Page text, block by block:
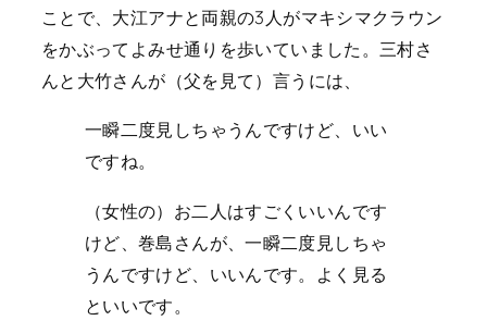
ことで、大江アナと両親の3人がマキシマクラウン
をかぶってよみせ通りを歩いていました。三村さ
んと大竹さんが（父を見て）言うには、
一瞬二度見しちゃうんですけど、いい
ですね。
（女性の）お二人はすごくいいんです
けど、巻島さんが、一瞬二度見しちゃ
うんですけど、いいんです。よく見る
といいです。